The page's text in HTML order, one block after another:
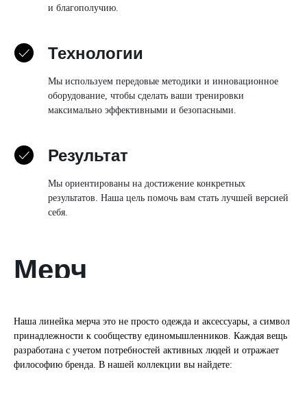
и благополучию.
Технологии
Мы используем передовые методики и инновационное
оборудование, чтобы сделать ваши тренировки
максимально эффективными и безопасными.
Результат
Мы ориентированы на достижение конкретных
результатов. Наша цель помочь вам стать лучшей версией
себя.
Мерч
Наша линейка мерча это не просто одежда и аксессуары, а символ
принадлежности к сообществу единомышленников. Каждая вещь
разработана с учетом потребностей активных людей и отражает
философию бренда. В нашей коллекции вы найдете: